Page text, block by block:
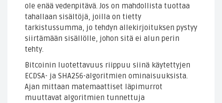
ole enää vedenpitävä. Jos on mahdollista tuottaa
tahallaan sisältöjä, joilla on tietty
tarkistussumma, jo tehdyn allekirjoituksen pystyy
siirtämään sisällölle, johon sitä ei alun perin
tehty.
Bitcoinin luotettavuus riippuu siinä käytettyjen
ECDSA- ja SHA256-algoritmien ominaisuuksista.
Ajan mittaan matemaattiset läpimurrot
muuttavat algoritmien tunnettuja